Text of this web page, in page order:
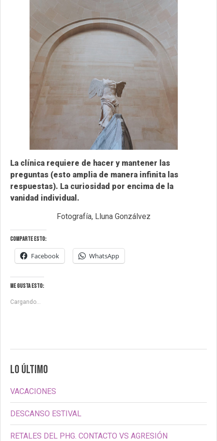
La clínica requiere de hacer y mantener las
preguntas (esto amplia de manera infinita las
respuestas). La curiosidad por encima de la
vanidad individual.
Fotografía, Lluna Gonzálvez
Comparte esto:
Facebook WhatsApp
Me gusta esto:
Cargando...
LO ÚLTIMO
VACACIONES
DESCANSO ESTIVAL
RETALES DEL PHG. CONTACTO VS AGRESIÓN